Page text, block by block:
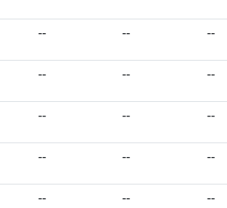
-- -- --
-- -- --
-- -- --
-- -- --
-- -- --